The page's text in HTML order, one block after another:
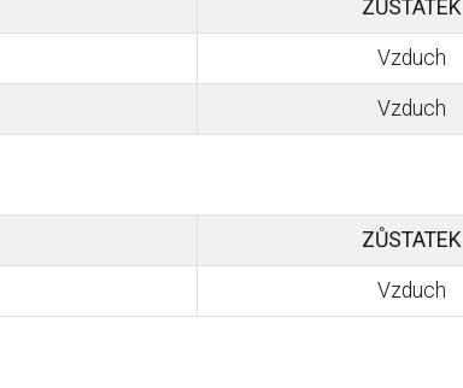
ZŮSTATEK
Vzduch
Vzduch
ZŮSTATEK
Vzduch